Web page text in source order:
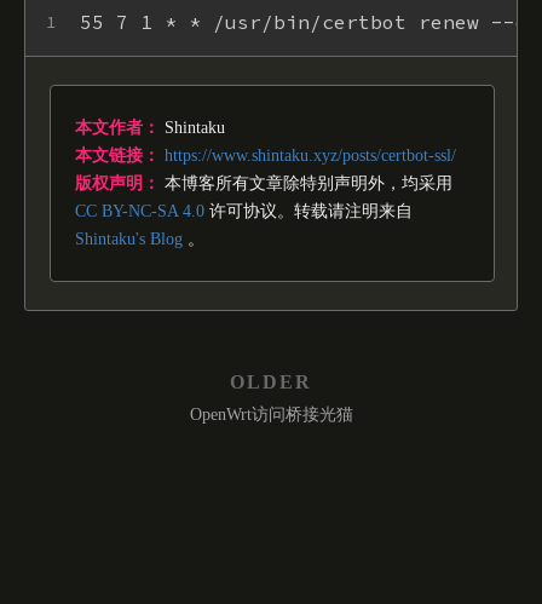
1 55 7 1 * * /usr/bin/certbot renew --
本文作者：
Shintaku
本文链接： https://www.shintaku.xyz/posts/certbot-ssl/
版权声明： 本博客所有文章除特别声明外，均采用
CC BY-NC-SA 4.0 许可协议。转载请注明来自
Shintaku's Blog 。
OLDER
OpenWrt访问桥接光猫